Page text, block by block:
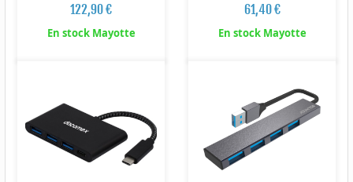
122,90 €
En stock Mayotte
61,40 €
En stock Mayotte